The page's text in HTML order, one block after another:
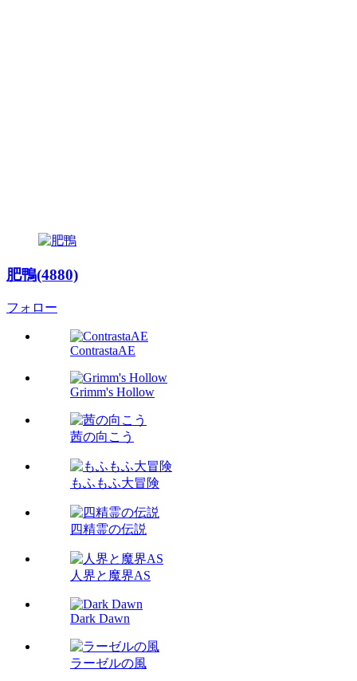
肥鴨(4880)
フォロー
ContrastaAE
Grimm's Hollow
茜の向こう
もふもふ大冒険
四精霊の伝説
人界と魔界AS
Dark Dawn
ラーゼルの風